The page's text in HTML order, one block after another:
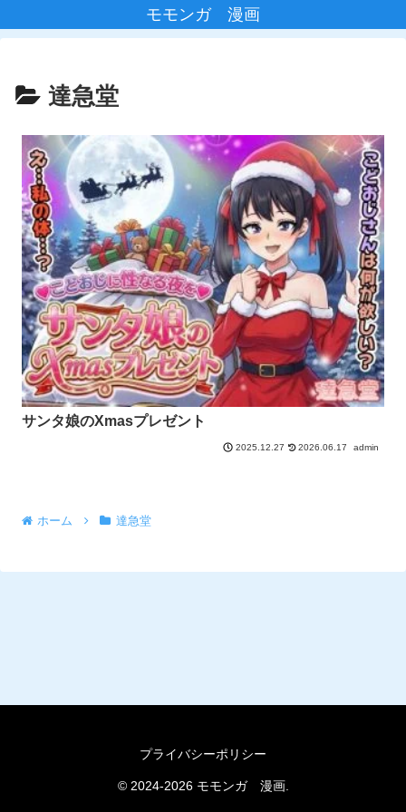
モモンガ 漫画
達急堂
サンタ娘のXmasプレゼント
2025.12.27 2026.06.17 admin
ホーム 達急堂
プライバシーポリシー
© 2024-2026 モモンガ 漫画.